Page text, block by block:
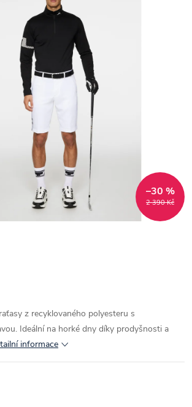
2 390 Kč
–30 %
z recyklovaného polyesteru s
Ideální na horké dny díky prodyšnosti a
informace